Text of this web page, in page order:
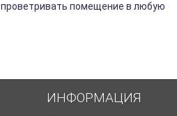
помещение в любую
ИНФОРМАЦИЯ